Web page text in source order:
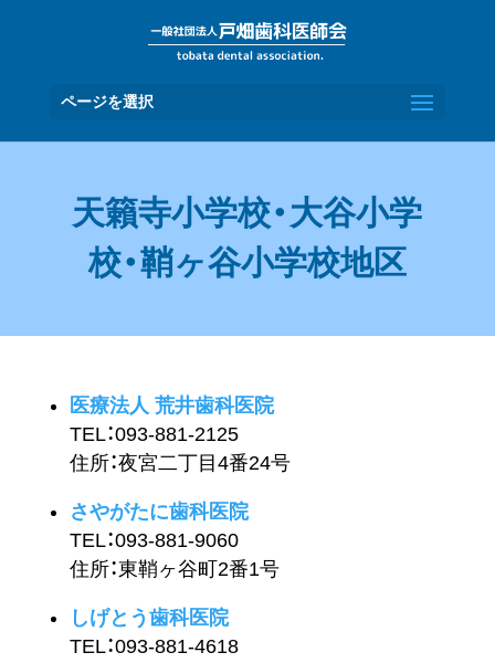
ページを選択
天籟寺小学校・大谷小学
校・鞘ヶ谷小学校地区
医療法人 荒井歯科医院
TEL：093-881-2125
住所：夜宮二丁目4番24号
さやがたに歯科医院
TEL：093-881-9060
住所：東鞘ヶ谷町2番1号
しげとう歯科医院
TEL：093-881-4618